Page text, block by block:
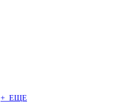
+ ЕЩЕ